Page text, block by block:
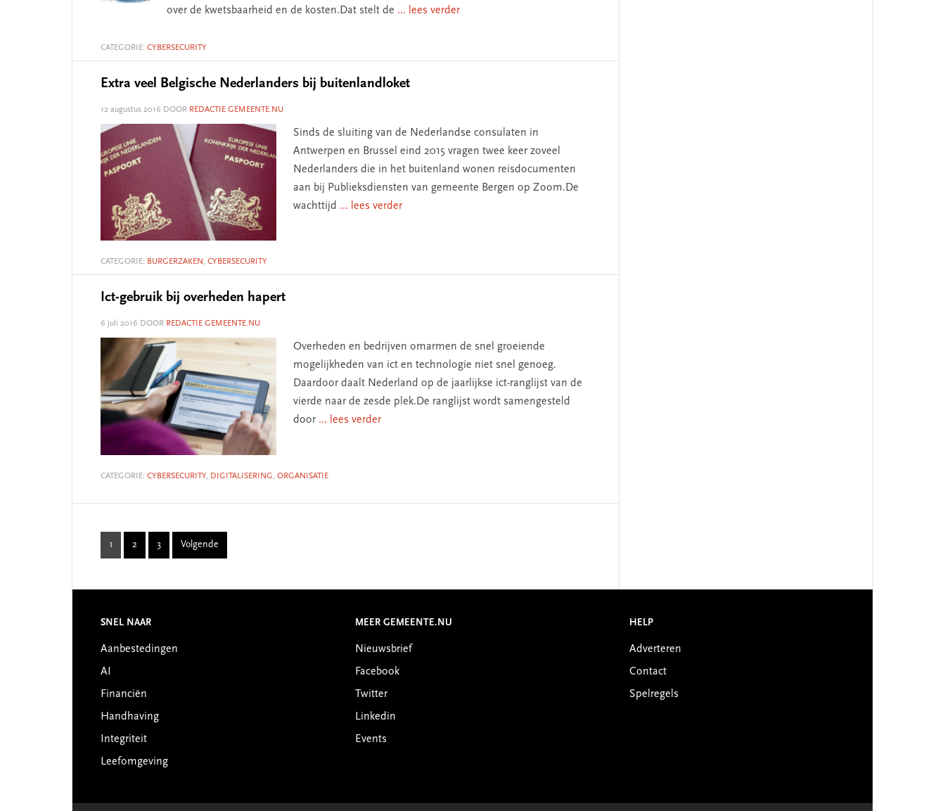
over de kwetsbaarheid en de kosten.Dat stelt de ... lees verder
CATEGORIE: CYBERSECURITY
Extra veel Belgische Nederlanders bij buitenlandloket
12 augustus 2016 DOOR REDACTIE GEMEENTE.NU
Sinds de sluiting van de Nederlandse consulaten in
Antwerpen en Brussel eind 2015 vragen twee keer zoveel
Nederlanders die in het buitenland wonen reisdocumenten
aan bij Publieksdiensten van gemeente Bergen op Zoom.De
wachttijd ... lees verder
CATEGORIE: BURGERZAKEN , CYBERSECURITY
Ict-gebruik bij overheden hapert
6 juli 2016 DOOR REDACTIE GEMEENTE.NU
Overheden en bedrijven omarmen de snel groeiende
mogelijkheden van ict en technologie niet snel genoeg.
Daardoor daalt Nederland op de jaarlijkse ict-ranglijst van de
vierde naar de zesde plek.De ranglijst wordt samengesteld
door ... lees verder
CATEGORIE: CYBERSECURITY, DIGITALISERING, ORGANISATIE
Page
1 Page
2 Page
3 Volgende
Footer
SNEL NAAR
Aanbestedingen
AI
Financiën
Handhaving
Integriteit
Leefomgeving
MEER GEMEENTE.NU
Nieuwsbrief
Facebook
Twitter
Linkedin
Events
HELP
Adverteren
Contact
Spelregels